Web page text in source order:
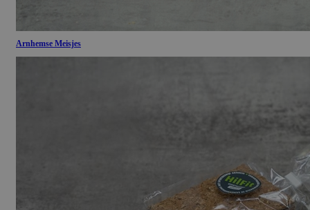
Arnhemse Meisjes